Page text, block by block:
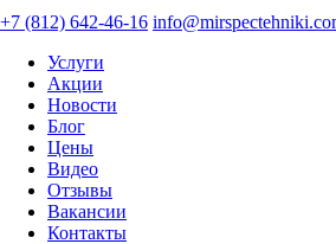
+7 (812) 642-46-16
Услуги
Акции
Новости
Блог
Цены
Видео
Отзывы
Вакансии
Контакты